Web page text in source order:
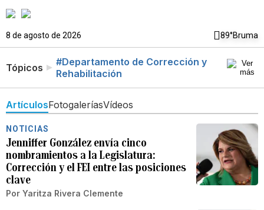
8 de agosto de 2026 89°Bruma
Tópicos
#Departamento de Corrección y
Rehabilitación
ArtículosFotogaleríasVídeos
NOTICIAS
Jenniffer González envía cinco
nombramientos a la Legislatura:
Corrección y el FEI entre las posiciones
clave
Por Yaritza Rivera Clemente